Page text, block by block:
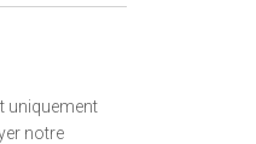
uniquement
notre